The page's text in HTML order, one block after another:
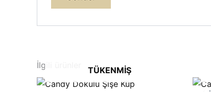
İlgili ürünler TÜKENMIŞ